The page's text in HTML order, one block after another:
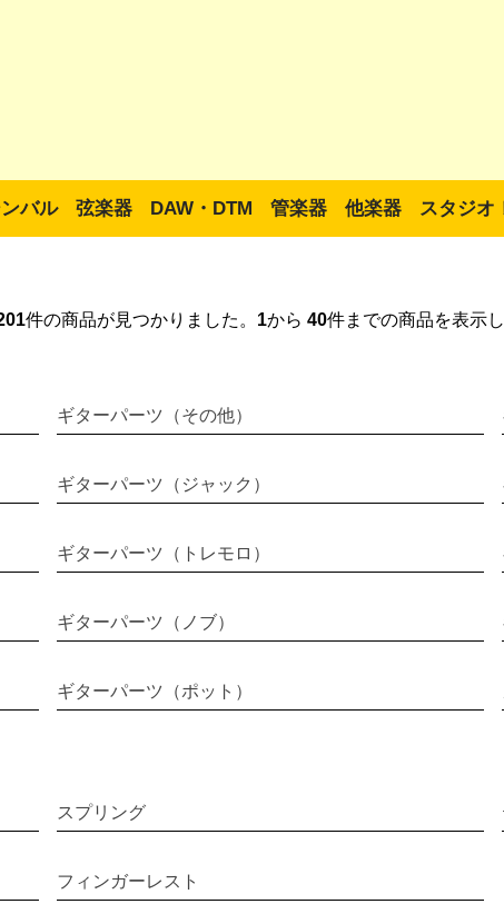
バル 弦楽器 DAW・DTM 管楽器 他楽器 スタジオ
件の商品が見つかりました。 1から 40件までの商品を表示し
ギターパーツ（その他）
ギターパーツ（ジャック）
ギターパーツ（トレモロ）
ギターパーツ（ノブ）
ギターパーツ（ポット）
スプリング
フィンガーレスト